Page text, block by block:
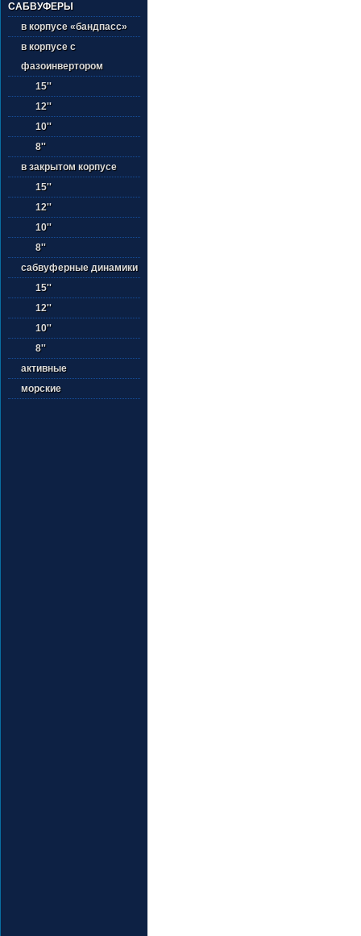
САБВУФЕРЫ
в корпусе «бандпасс»
в корпусе с
фазоинвертором
15''
12''
10''
8''
в закрытом корпусе
15''
12''
10''
8''
сабвуферные динамики
15''
12''
10''
8''
активные
морские